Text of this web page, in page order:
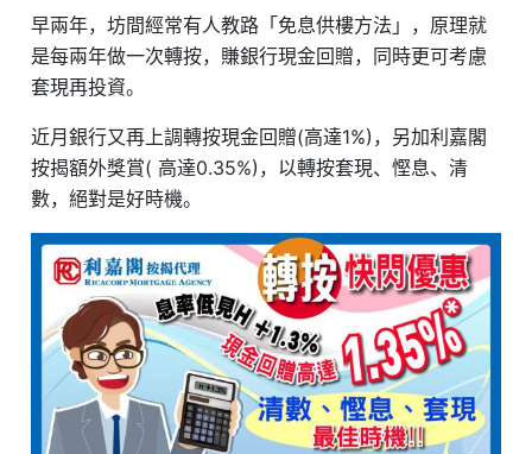
早兩年，坊間經常有人教路「免息供樓方法」，原理就
是每兩年做一次轉按，賺銀行現金回贈，同時更可考慮
套現再投資。
近月銀行又再上調轉按現金回贈(高達1%)，另加利嘉閣
按揭額外獎賞( 高達0.35%)，以轉按套現、慳息、清
數，絕對是好時機。